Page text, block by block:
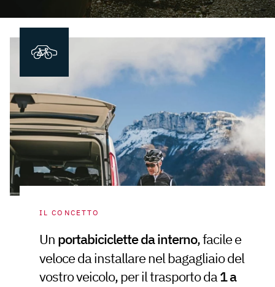
IL CONCETTO
Un portabiciclette da interno, facile e
veloce da installare nel bagagliaio del
vostro veicolo, per il trasporto da 1 a